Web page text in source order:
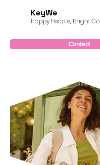
KeyWe
Happy People, Bright
Contact